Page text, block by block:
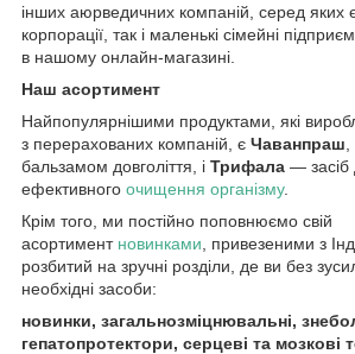
інших аюрведичних компаній, серед яких
корпорації, так і маленькі сімейні
в нашому онлайн-магазині.
Наш асортимент
Найпопулярнішими продуктами, які
з перерахованих компаній, є Чаванпраш
бальзамом довголіття, і Трифала — засіб
ефективного очищення організму.
Крім того, ми постійно поповнюємо свій
асортимент новинками , привезеними з
розбитий на зручні розділи, де ви без
необхідні засоби:
новинки, загальнозміцнювальні,
гепатопротектори, серцеві та мозкові